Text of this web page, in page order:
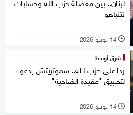
نتنياهو
l 14 يونيو 2026
شرق أوسط
ردا على حزب الله.. سموتريتش يدعو
لتطبيق "عقيدة الضاحية"
l 14 يونيو 2026